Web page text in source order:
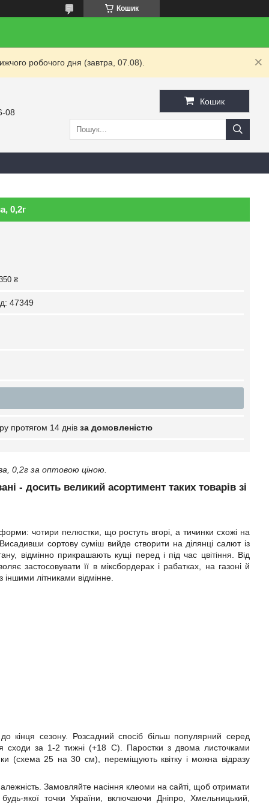
Кошик
робочого дня (завтра, 07.08).
08
Кошик
0,2г
₴
47349
протягом 14 днів за домовленістю
0,2г за оптовою ціною.
- досить великий асортимент таких товарів зі
чотири пелюстки, що ростуть вгорі, а тичинки схожі на
сортову суміш вийде створити на ділянці салют із
відмінно прикрашають кущі перед і під час цвітіння. Від
застосовувати її в міксбордерах і рабатках, на газоні й
літниками відмінне.
кінця сезону. Розсадний спосіб більш популярний серед
сходи за 1-2 тижні (+18 C). Паростки з двома листочками
(схема 25 на 30 см), переміщують квітку і можна відразу
Замовляйте насіння клеоми на сайті, щоб отримати
якої точки України, включаючи Дніпро, Хмельницький,